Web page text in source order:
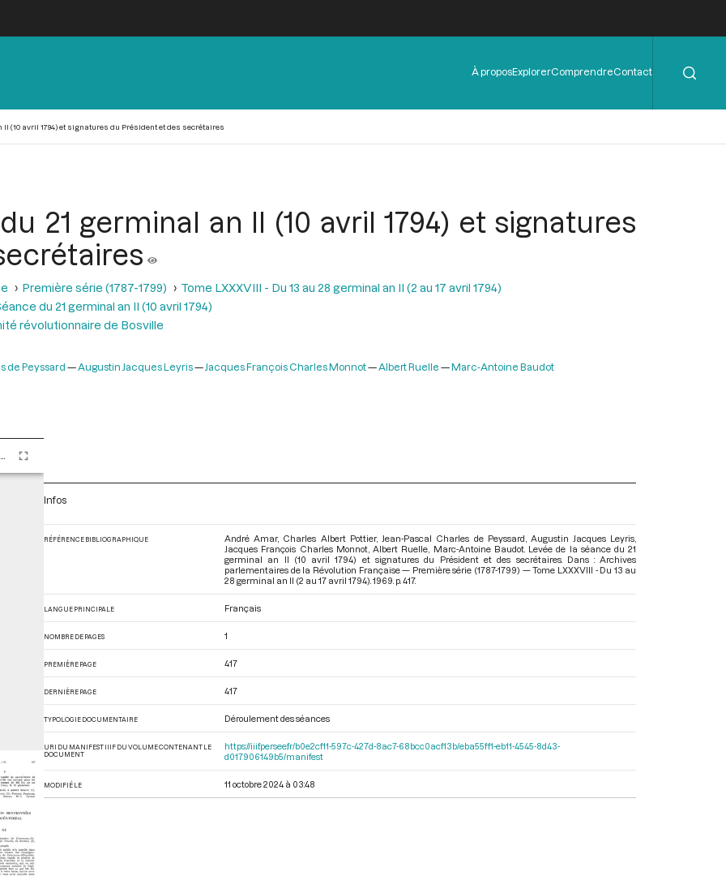
Menu
de
À proposExplorerComprendreContact
II (10 avril 1794) et signatures du Président et des secrétaires
21 germinal an II (10 avril 1794) et signatures
Première série (1787-1799)
Tome LXXXVIII - Du 13 au 28 germinal an II (2 au 17 avril 1794)
du 21 germinal an II (10 avril 1794)
révolutionnaire de Bosville
de Peyssard Augustin Jacques Leyris Jacques François Charles Monnot Albert Ruelle Marc-Antoine Baudot
Infos
RÉFÉRENCE BIBLIOGRAPHIQUE
André Amar, Charles Albert Pottier, Jean-Pascal Charles de Peyssard, Augustin Jacques Leyris,
Jacques François Charles Monnot, Albert Ruelle, Marc-Antoine Baudot. Levée de la séance du 21
germinal an II (10 avril 1794) et signatures du Président et des secrétaires. Dans : Archives
parlementaires de la Révolution Française — Première série (1787-1799) — Tome LXXXVIII - Du 13 au
28 germinal an II (2 au 17 avril 1794) . 1969. p. 417.
LANGUE PRINCIPALE Français
NOMBRE DE PAGES 1
PREMIÈRE PAGE 417
DERNIÈRE PAGE 417
TYPOLOGIE DOCUMENTAIRE Déroulement des séances
URI DU MANIFEST IIIF DU VOLUME CONTENANT LE
DOCUMENT
https://iiif.persee.fr/b0e2cf11-597c-427d-8ac7-68bcc0acf13b/eba55ff1-eb11-4545-8d43-
d017906149b5/manifest
MODIFIÉ LE 11 octobre 2024 à 03:48